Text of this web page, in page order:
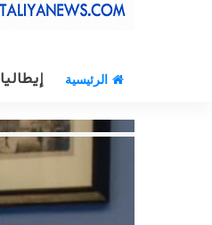
الرئيسية إيطاليا